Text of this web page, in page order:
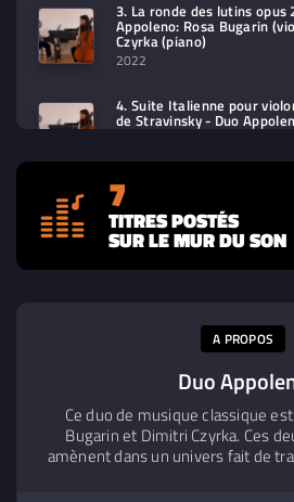
3. La ronde des lutins opus
Appoleno: Rosa Bugarin
Czyrka (piano)
2022
4. Suite Italienne pour
de Stravinsky - Duo
(violoncelle) Dimitri Czyrka
5. Concerto n°1 pour
opus 107 SChostakovitch -
Rosa Bugarin (violoncelle)
(piano)
Appoleno: Rosa Bugarin
- Musique Classique
7. Concerto n°1 pour
opus 63 de Saint Saëns -
Rosa Bugarin (violoncelle)
(piano)
2022 - Musique Classique
7
TITRES POSTÉS
SUR LE MUR DU SON
A PROPOS
Duo
Ce duo de musique classique
Bugarin et Dimitri Czyrka. Ces
amènent dans un univers fait de